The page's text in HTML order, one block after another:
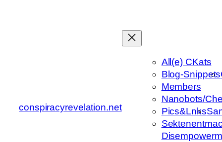
conspiracyrevelation.net
All(e) CKats
Blog-Snippets
Members
Nanobots/
Pics&Lnks